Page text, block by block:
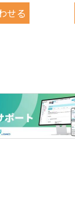
せる